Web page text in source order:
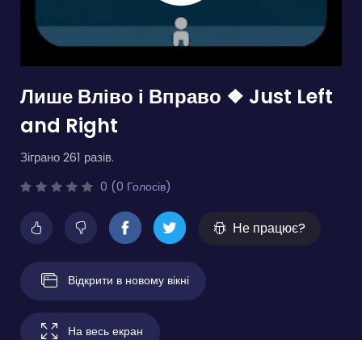
Лише Вліво і Вправо ❖ Just Left
and Right
Зіграно 261 разів.
0 (0 Голосів)
Не працює?
Відкрити в новому вікні
На весь екран